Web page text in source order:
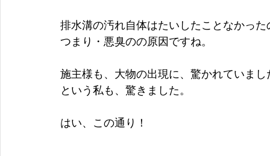
排水溝の汚れ自体はたいしたことなかっ
つまり・悪臭のの原因ですね。
施主様も、大物の出現に、驚かれていまし
という私も、驚きました。
はい、この通り！